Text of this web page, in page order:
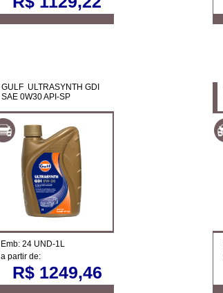
GULF ULTRASYNTH GDI
SAE 0W30 API-SP
Emb: 24 UND-1L
a partir de:
R$ 1249,46